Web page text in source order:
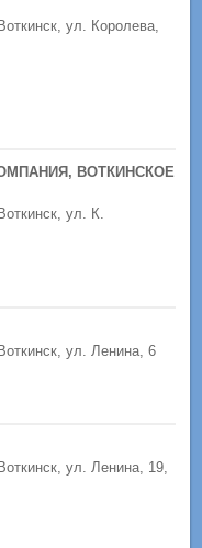
ул. Королева,
ВОТКИНСКОЕ
ул. К.
ул. Ленина, 6
ул. Ленина, 19,